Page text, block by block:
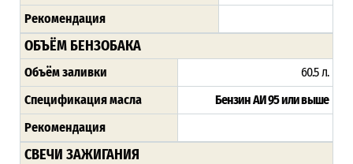
Рекомендация
ОБЪЁМ БЕНЗОБАКА
Объём заливки
60.5 л.
Спецификация масла
Бензин АИ 95 или выше
Рекомендация
СВЕЧИ ЗАЖИГАНИЯ